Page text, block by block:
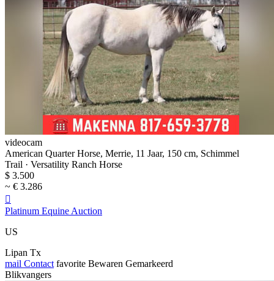
videocam
American Quarter Horse, Merrie, 11 Jaar, 150 cm, Schimmel
Trail · Versatility Ranch Horse
$ 3.500
~ € 3.286

Platinum Equine Auction
US
Lipan Tx
mail Contact favorite Bewaren Gemarkeerd
Blikvangers